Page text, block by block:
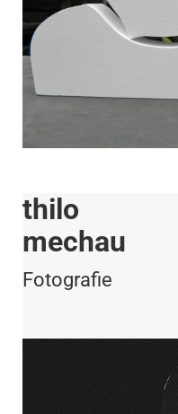
thilo
mechau
Fotografie